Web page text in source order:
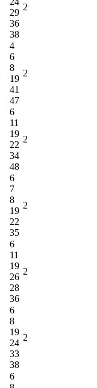
29
36
38
2
4
6
8
19
41
47
2
6
11
19
22
34
48
2
6
7
8
19
22
35
2
6
11
19
26
28
36
2
6
8
19
24
33
38
2
6